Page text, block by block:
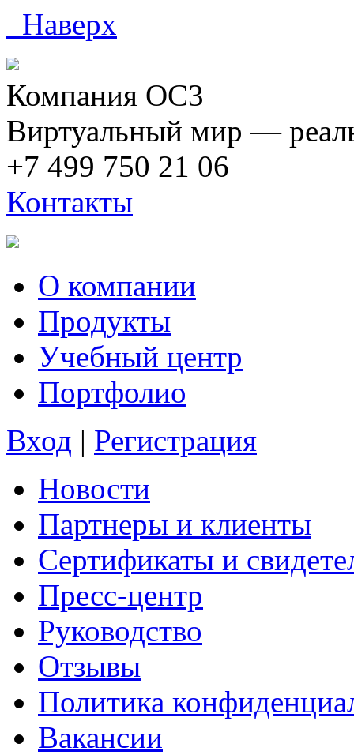
Наверх
Компания ОС3
Виртуальный мир —
+7 499 750 21 06
Контакты
О компании
Продукты
Учебный центр
Портфолио
Вход | Регистрация
Новости
Партнеры и клиенты
Сертификаты и
Пресс-центр
Руководство
Отзывы
Политика
Вакансии